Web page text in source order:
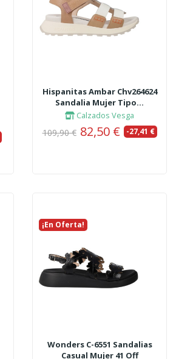
Hispanitas Ambar Chv264624
Sandalia Mujer Tipo...
Calzados Vesga
109,90 € 82,50 € -27,41 €
¡En Oferta!
Nuevo
Wonders C-6551 Sandalias
Casual Mujer 41 Off